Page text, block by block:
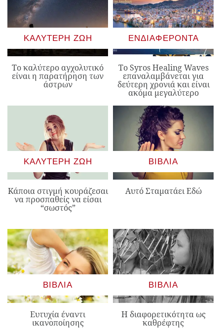
ΚΑΛΎΤΕΡΗ ΖΩΉ
Το καλύτερο αγχολυτικό
είναι η παρατήρηση των
άστρων
ΕΝΔΙΑΦΈΡΟΝΤΑ
Το Syros Healing Waves
επαναλαμβάνεται για
δεύτερη χρονιά και είναι
ακόμα μεγαλύτερο
ΚΑΛΎΤΕΡΗ ΖΩΉ
Κάποια στιγμή κουράζεσαι
να προσπαθείς να είσαι
“σωστός”
ΒΙΒΛΊΑ
Αυτό Σταματάει Εδώ
ΒΙΒΛΊΑ
Ευτυχία έναντι
ικανοποίησης
ΒΙΒΛΊΑ
Η διαφορετικότητα ως
καθρέφτης